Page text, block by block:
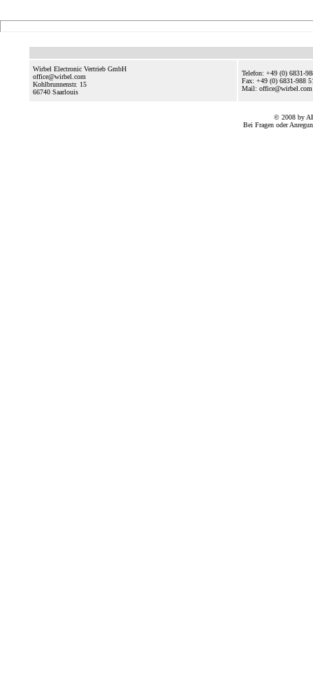
Wirbel Electronic Vertrieb GmbH
office@wirbel.com
Kohlbrunnenstr. 15
66740 Saarlouis
Telefon: +49 (0) 6831-
Fax: +49 (0) 6831-988
Mail: office@wirbel.com
© 2008 by
Bei Fragen oder